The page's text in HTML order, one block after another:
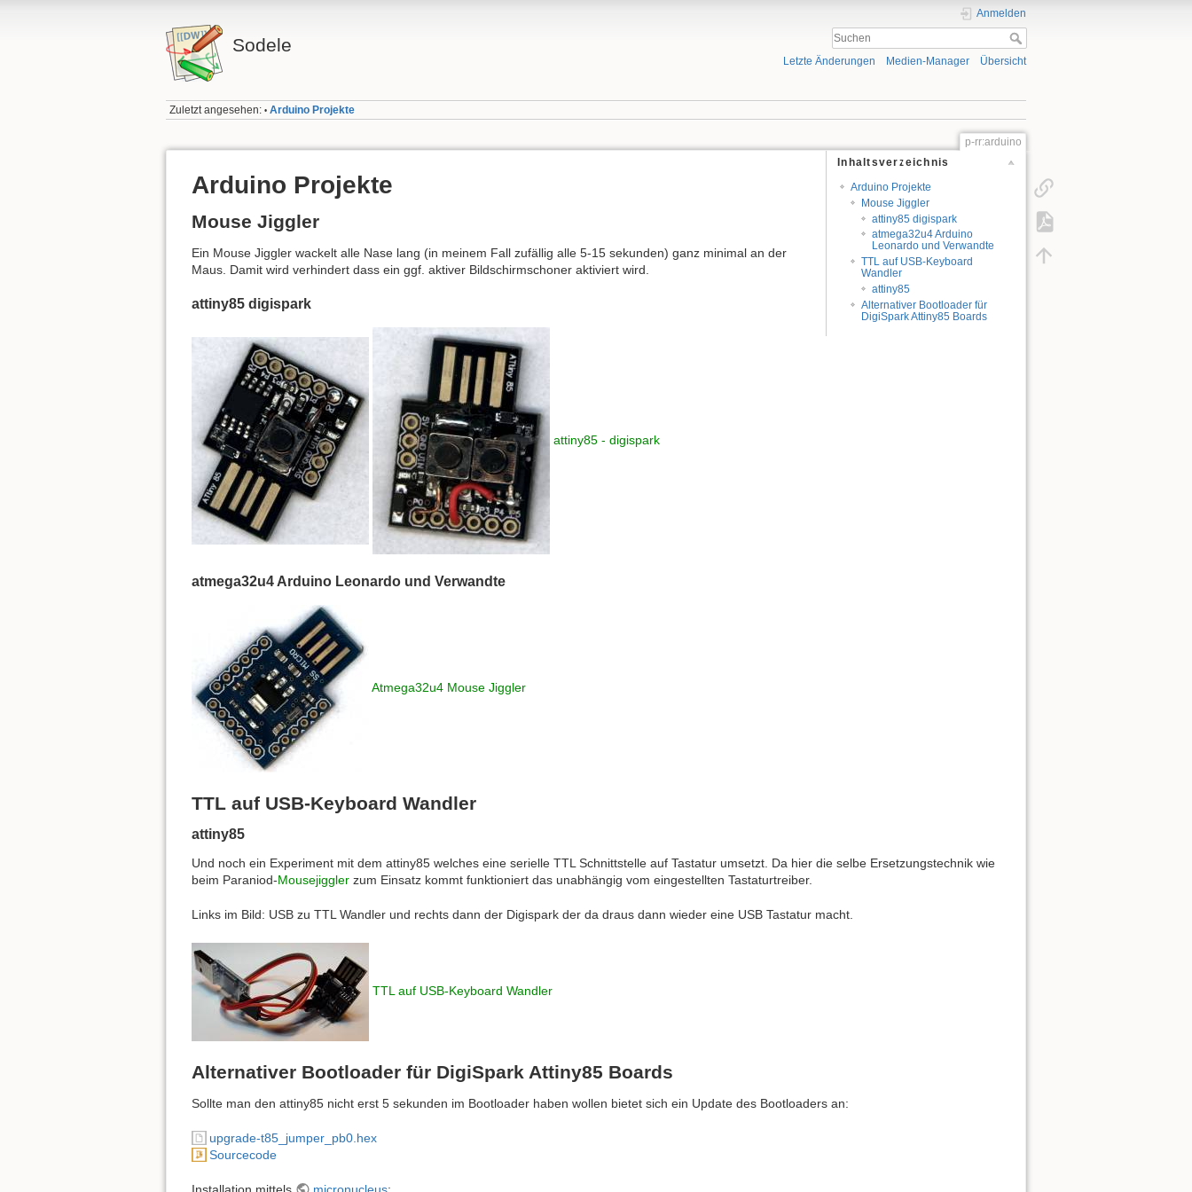
Sodele
Anmelden
Letzte Änderungen Medien-Manager Übersicht
Zuletzt angesehen: • Arduino Projekte
p-rr:arduino
Inhaltsverzeichnis
Arduino Projekte
Mouse Jiggler
attiny85 digispark
atmega32u4 Arduino
Leonardo und Verwandte
TTL auf USB-Keyboard
Wandler
attiny85
Alternativer Bootloader für
DigiSpark Attiny85 Boards
Arduino Projekte
Mouse Jiggler
Ein Mouse Jiggler wackelt alle Nase lang (in meinem Fall zufällig alle 5-15 sekunden) ganz minimal an der
Maus. Damit wird verhindert dass ein ggf. aktiver Bildschirmschoner aktiviert wird.
attiny85 digispark
attiny85 - digispark
atmega32u4 Arduino Leonardo und Verwandte
Atmega32u4 Mouse Jiggler
TTL auf USB-Keyboard Wandler
attiny85
Und noch ein Experiment mit dem attiny85 welches eine serielle TTL Schnittstelle auf Tastatur umsetzt. Da hier die selbe Ersetzungstechnik wie
beim Paraniod-Mousejiggler zum Einsatz kommt funktioniert das unabhängig vom eingestellten Tastaturtreiber.
Links im Bild: USB zu TTL Wandler und rechts dann der Digispark der da draus dann wieder eine USB Tastatur macht.
TTL auf USB-Keyboard Wandler
Alternativer Bootloader für DigiSpark Attiny85 Boards
Sollte man den attiny85 nicht erst 5 sekunden im Bootloader haben wollen bietet sich ein Update des Bootloaders an:
upgrade-t85_jumper_pb0.hex
Sourcecode
Installation mittels micronucleus: